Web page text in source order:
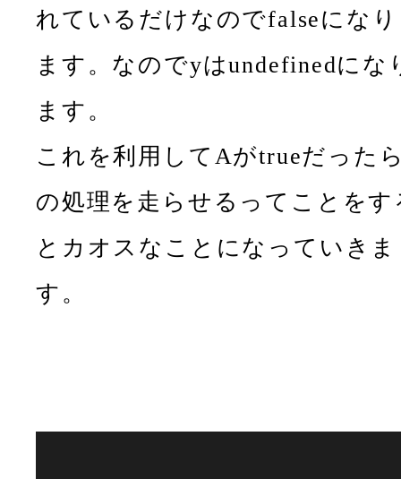
れているだけなのでfalseになり
ます。なのでyはundefinedにな
ます。
これを利用してAがtrueだった
の処理を走らせるってことをす
とカオスなことになっていきま
す。